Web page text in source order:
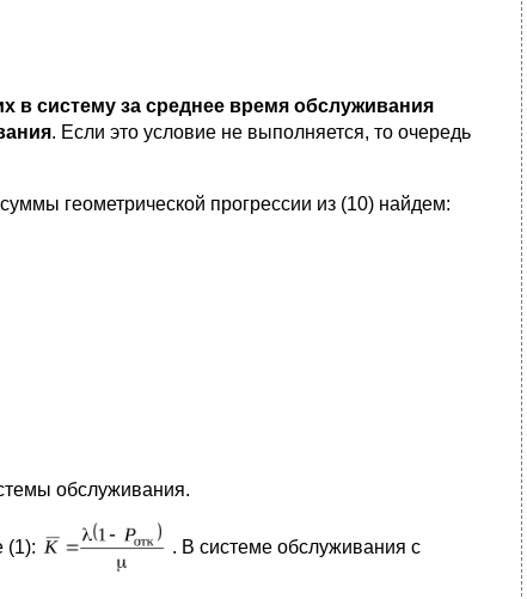
в систему за среднее время обслуживания
. Если это условие не выполняется, то очередь
геометрической прогрессии из (10) найдем:
обслуживания.
(1):
. В системе обслуживания с